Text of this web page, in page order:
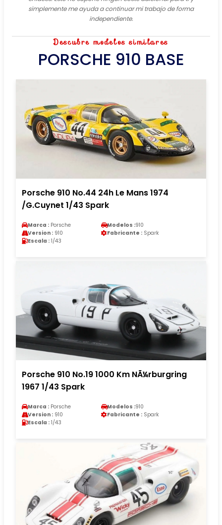
simplemente me ayuda a continuar mi trabajo de forma
independiente.
Descubre modelos similares
PORSCHE 910 BASE
Porsche 910 No.44 24h Le Mans 1974
/G.Cuynet 1/43 Spark
Marca : Porsche Modelos :910
Version : 910 Fabricante : Spark
Escala : 1/43
Porsche 910 No.19 1000 Km NÃ¼rburgring
1967 1/43 Spark
Marca : Porsche Modelos :910
Version : 910 Fabricante : Spark
Escala : 1/43